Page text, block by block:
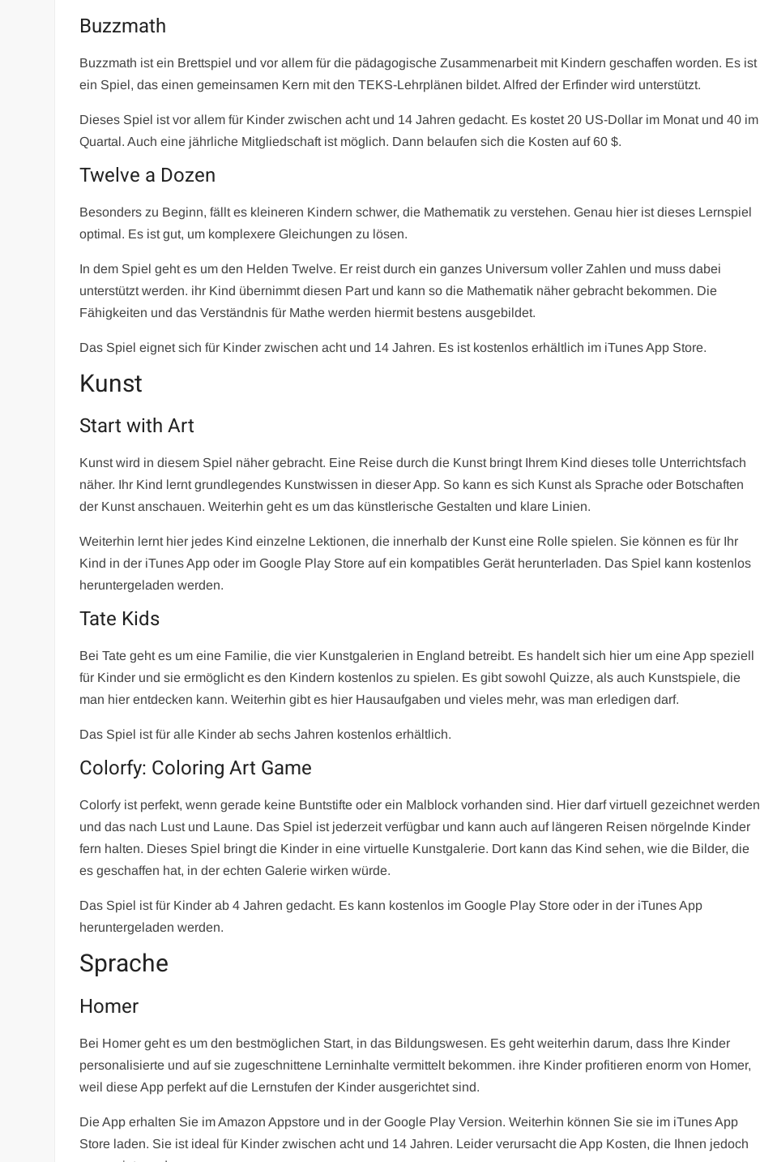
Buzzmath
Buzzmath ist ein Brettspiel und vor allem für die pädagogische Zusammenarbeit mit Kindern geschaffen worden. Es ist
ein Spiel, das einen gemeinsamen Kern mit den TEKS-Lehrplänen bildet. Alfred der Erfinder wird unterstützt.
Dieses Spiel ist vor allem für Kinder zwischen acht und 14 Jahren gedacht. Es kostet 20 US-Dollar im Monat und 40 im
Quartal. Auch eine jährliche Mitgliedschaft ist möglich. Dann belaufen sich die Kosten auf 60 $.
Twelve a Dozen
Besonders zu Beginn, fällt es kleineren Kindern schwer, die Mathematik zu verstehen. Genau hier ist dieses Lernspiel
optimal. Es ist gut, um komplexere Gleichungen zu lösen.
In dem Spiel geht es um den Helden Twelve. Er reist durch ein ganzes Universum voller Zahlen und muss dabei
unterstützt werden. ihr Kind übernimmt diesen Part und kann so die Mathematik näher gebracht bekommen. Die
Fähigkeiten und das Verständnis für Mathe werden hiermit bestens ausgebildet.
Das Spiel eignet sich für Kinder zwischen acht und 14 Jahren. Es ist kostenlos erhältlich im iTunes App Store.
Kunst
Start with Art
Kunst wird in diesem Spiel näher gebracht. Eine Reise durch die Kunst bringt Ihrem Kind dieses tolle Unterrichtsfach
näher. Ihr Kind lernt grundlegendes Kunstwissen in dieser App. So kann es sich Kunst als Sprache oder Botschaften
der Kunst anschauen. Weiterhin geht es um das künstlerische Gestalten und klare Linien.
Weiterhin lernt hier jedes Kind einzelne Lektionen, die innerhalb der Kunst eine Rolle spielen. Sie können es für Ihr
Kind in der iTunes App oder im Google Play Store auf ein kompatibles Gerät herunterladen. Das Spiel kann kostenlos
heruntergeladen werden.
Tate Kids
Bei Tate geht es um eine Familie, die vier Kunstgalerien in England betreibt. Es handelt sich hier um eine App speziell
für Kinder und sie ermöglicht es den Kindern kostenlos zu spielen. Es gibt sowohl Quizze, als auch Kunstspiele, die
man hier entdecken kann. Weiterhin gibt es hier Hausaufgaben und vieles mehr, was man erledigen darf.
Das Spiel ist für alle Kinder ab sechs Jahren kostenlos erhältlich.
Colorfy: Coloring Art Game
Colorfy ist perfekt, wenn gerade keine Buntstifte oder ein Malblock vorhanden sind. Hier darf virtuell gezeichnet werden
und das nach Lust und Laune. Das Spiel ist jederzeit verfügbar und kann auch auf längeren Reisen nörgelnde Kinder
fern halten. Dieses Spiel bringt die Kinder in eine virtuelle Kunstgalerie. Dort kann das Kind sehen, wie die Bilder, die
es geschaffen hat, in der echten Galerie wirken würde.
Das Spiel ist für Kinder ab 4 Jahren gedacht. Es kann kostenlos im Google Play Store oder in der iTunes App
heruntergeladen werden.
Sprache
Homer
Bei Homer geht es um den bestmöglichen Start, in das Bildungswesen. Es geht weiterhin darum, dass Ihre Kinder
personalisierte und auf sie zugeschnittene Lerninhalte vermittelt bekommen. ihre Kinder profitieren enorm von Homer,
weil diese App perfekt auf die Lernstufen der Kinder ausgerichtet sind.
Die App erhalten Sie im Amazon Appstore und in der Google Play Version. Weiterhin können Sie sie im iTunes App
Store laden. Sie ist ideal für Kinder zwischen acht und 14 Jahren. Leider verursacht die App Kosten, die Ihnen jedoch